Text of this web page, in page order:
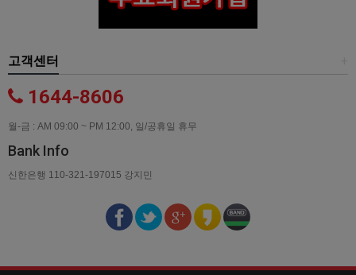
고객센터
1644-8606
월-금 : AM 09:00 ~ PM 12:00, 일/공휴일 휴무
Bank Info
신한은행 110-321-197015 강지민